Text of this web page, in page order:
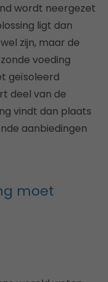
wordt neergezet
ligt dan
zijn, maar de
voeding
geïsoleerd
deel van de
vindt dan plaats
aanbiedingen
moet